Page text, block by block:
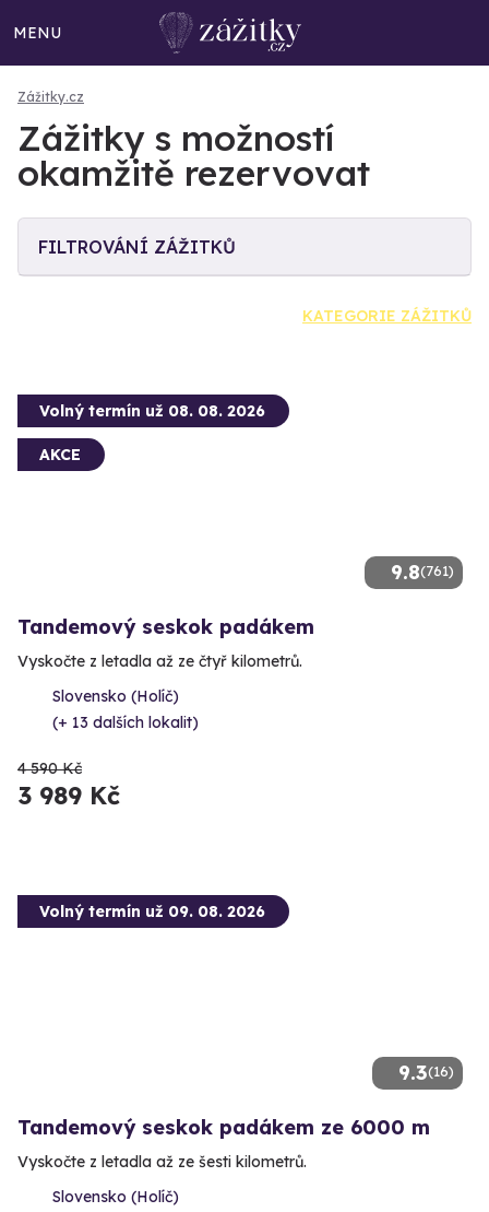
MENU
Zážitky.cz
Zážitky s možností
okamžitě rezervovat
FILTROVÁNÍ ZÁŽITKŮ
KATEGORIE ZÁŽITKŮ
9.8(761)
Volný termín už 08. 08. 2026
AKCE
Tandemový seskok padákem
Vyskočte z letadla až ze čtyř kilometrů.
Slovensko (Holíč)
(+ 13 dalších lokalit)
4 590 Kč
3 989 Kč
9.3(16)
Volný termín už 09. 08. 2026
Tandemový seskok padákem ze 6000 m
Vyskočte z letadla až ze šesti kilometrů.
Slovensko (Holíč)